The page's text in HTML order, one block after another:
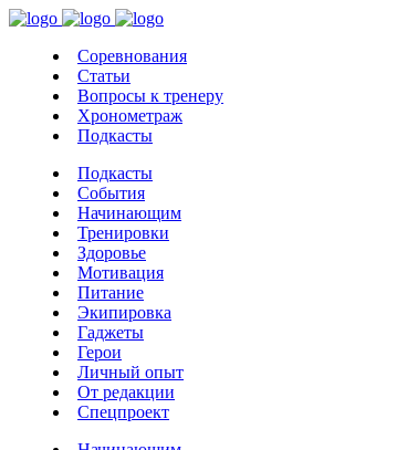
Соревнования
Статьи
Вопросы к тренеру
Хронометраж
Подкасты
Подкасты
События
Начинающим
Тренировки
Здоровье
Мотивация
Питание
Экипировка
Гаджеты
Герои
Личный опыт
От редакции
Спецпроект